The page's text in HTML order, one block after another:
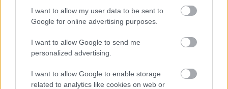
I want to allow my user data to be sent to
Google for online advertising purposes.
I want to allow Google to send me
personalized advertising.
I want to allow Google to enable storage
related to analytics like cookies on web or
BY: NEMETHVIKTOR20022025. MÁR 17.
Törökország a 2022. február 24-én kitört orosz-
ukrán háború kezdete óta igyekszik egyensúlyozni
az oroszok és a nyugat között. Egyrészt
megpróbálja magát Ukrajna-pártinak, másrészt
Ez a stratégia sok szempontból figyelemre méltóan
sikeresnek…